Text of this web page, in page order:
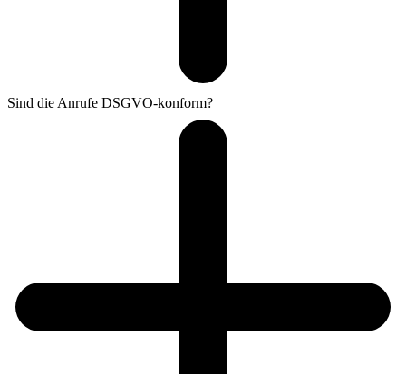
Sind die Anrufe DSGVO-konform?